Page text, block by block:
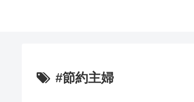
#節約主婦